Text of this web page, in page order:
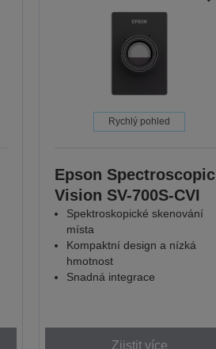
Rychlý pohled
Epson Spectroscopic
Vision SV-700S-CVI
Spektroskopické skenování
místa
Kompaktní design a nízká
hmotnost
Snadná integrace
Zjistit více